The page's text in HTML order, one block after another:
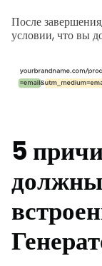
После
условии, что вы
5
должны